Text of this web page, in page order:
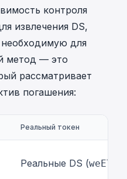
контроля
извлечения DS,
для
метод — это
рассматривает
погашения:
Реальный токен
Реальные DS (